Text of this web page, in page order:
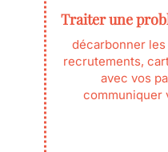
Traiter une
décarbonner
recrutements,
avec vos
communiquer